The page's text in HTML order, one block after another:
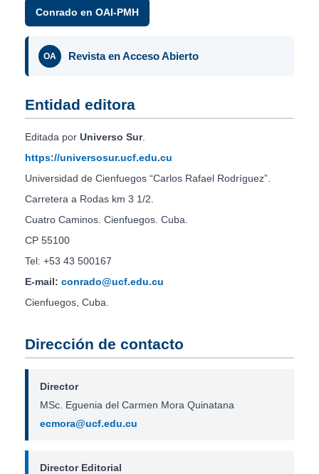
Conrado en OAI-PMH
OA Revista en Acceso Abierto
Entidad editora
Editada por Universo Sur.
https://universosur.ucf.edu.cu
Universidad de Cienfuegos “Carlos Rafael Rodríguez”.
Carretera a Rodas km 3 1/2.
Cuatro Caminos. Cienfuegos. Cuba.
CP 55100
Tel: +53 43 500167
E-mail: conrado@ucf.edu.cu
Cienfuegos, Cuba.
Dirección de contacto
Director
MSc. Eguenia del Carmen Mora Quinatana
ecmora@ucf.edu.cu
Director Editorial